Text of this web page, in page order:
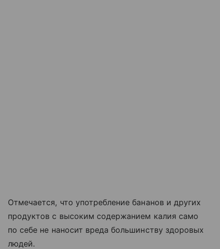
Отмечается, что употребление бананов и других
продуктов с высоким содержанием калия само
по себе не наносит вреда большинству здоровых
людей.